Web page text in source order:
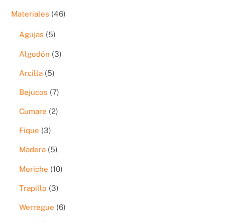
Materiales 4646
Agujas
55
Algodón 33
Arcilla 55
Bejucos 77
Cumare 22
Fique 33
Madera 55
Moriche 1010
Trapillo 33
Werregue 66